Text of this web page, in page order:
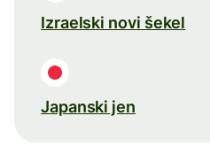
Izraelski novi šekel
Japanski jen